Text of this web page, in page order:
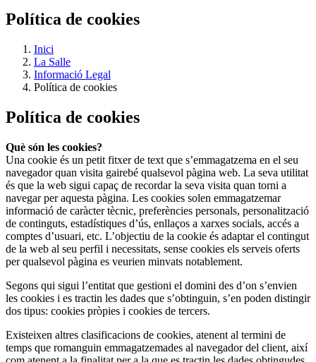
Política de cookies
Inici
La Salle
Informació Legal
Política de cookies
Política de cookies
Què són les cookies?
Una cookie és un petit fitxer de text que s’emmagatzema en el seu
navegador quan visita gairebé qualsevol pàgina web. La seva utilitat
és que la web sigui capaç de recordar la seva visita quan torni a
navegar per aquesta pàgina. Les cookies solen emmagatzemar
informació de caràcter tècnic, preferències personals, personalització
de continguts, estadístiques d’ús, enllaços a xarxes socials, accés a
comptes d’usuari, etc. L’objectiu de la cookie és adaptar el contingut
de la web al seu perfil i necessitats, sense cookies els serveis oferts
per qualsevol pàgina es veurien minvats notablement.
Segons qui sigui l’entitat que gestioni el domini des d’on s’envien
les cookies i es tractin les dades que s’obtinguin, s’en poden distingir
dos tipus: cookies pròpies i cookies de tercers.
Existeixen altres clasificacions de cookies, atenent al termini de
temps que romanguin emmagatzemades al navegador del client, així